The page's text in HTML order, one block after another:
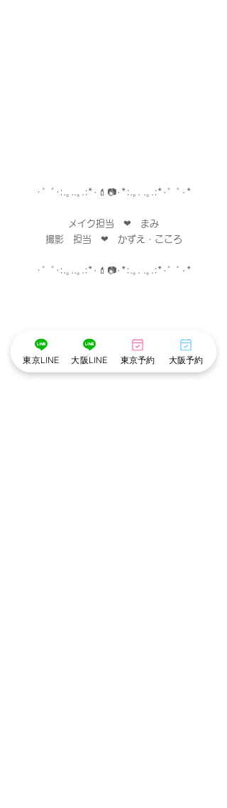
･゜ﾟ･ :.｡..｡.:*･ 💄 📷･ *:.｡. .｡.:*･゜ﾟ･*
メイク担当　❤︎　まみ
撮影　担当　❤︎　かずえ・こころ
･゜ﾟ･ :.｡..｡.:*･ 💄 📷･ *:.｡. .｡.:*･゜ﾟ･*
東京LINE 大阪LINE 東京予約 大阪予約